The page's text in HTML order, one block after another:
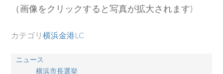
（画像をクリックすると写真が拡大されます)
カテゴリ横浜金港LC
ニュース
横浜市長選挙